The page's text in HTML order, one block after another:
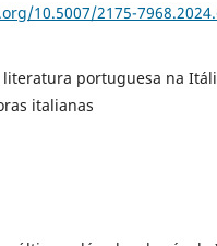
10.5007/2175-
literatura portuguesa na
italianas